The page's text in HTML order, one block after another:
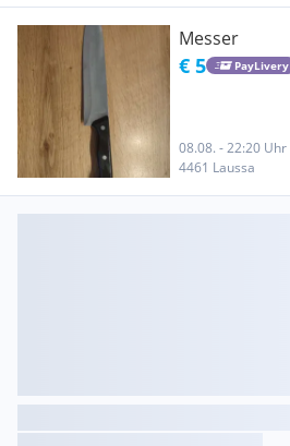
Messer
€ 5 PayLivery
08.08. - 22:20 Uhr
4461 Laussa